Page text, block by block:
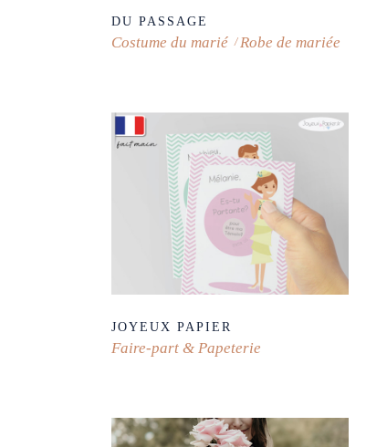
DU PASSAGE
Costume du marié Robe de mariée
JOYEUX PAPIER
Faire-part & Papeterie